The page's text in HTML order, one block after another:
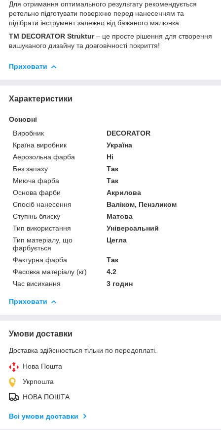
Для отримання оптимального результату рекомендується
ретельно підготувати поверхню перед нанесенням та
підібрати інструмент залежно від бажаного малюнка.
ТМ DECORATOR Struktur– це просте рішення для створення
вишуканого дизайну та довговічності покриття!
Приховати
Характеристики
Основні
Виробник
DECORATOR
Країна виробник
Україна
Аерозольна фарба
Ні
Без запаху
Так
Миюча фарба
Так
Основа фарби
Акрилова
Спосіб нанесення
Валіком, Пензликом
Ступінь блиску
Матова
Тип використання
Універсальний
Тип матеріалу, що
фарбується
Цегла
Фактурна фарба
Так
Фасовка матеріалу (кг)
4.2
Час висихання
3 годин
Приховати
Умови доставки
Доставка здійснюється тільки по передоплаті.
Нова Пошта
Укрпошта
НОВА ПОШТА
Всі умови доставки